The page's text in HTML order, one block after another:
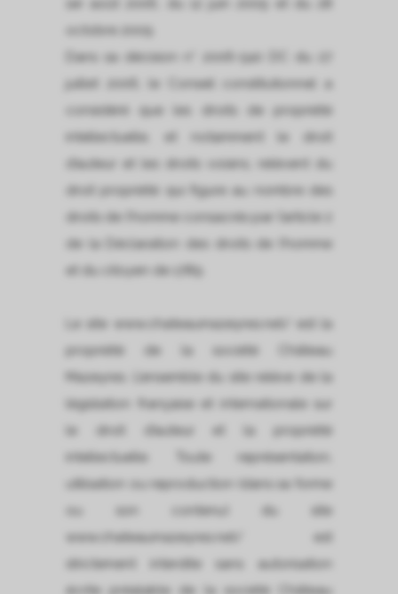
1er août 2006, du 12 juin 2009 et du 28
Dans sa décision n° 2006-540 DC du 27
juillet 2006, le Conseil constitutionnel a
considéré que les droits de propriété
intellectuelle, et notamment le droit
d’auteur et les droits voisins, relèvent du
droit propriété qui figure au nombre des
droits de l’homme consacrés par l’article 2
de la Déclaration des droits de l’homme
et du citoyen de 1789.
Le site www.chateaumazeyres.net/ est la
propriété de la société Château
Mazeyres. L’ensemble du site relève de la
législation française et internationale sur
le droit d’auteur et la propriété
intellectuelle. Toute représentation,
utilisation ou reproduction (dans sa forme
ou son contenu) du site
www.chateaumazeyres.net/ est
strictement interdite sans autorisation
écrite préalable de la société Château